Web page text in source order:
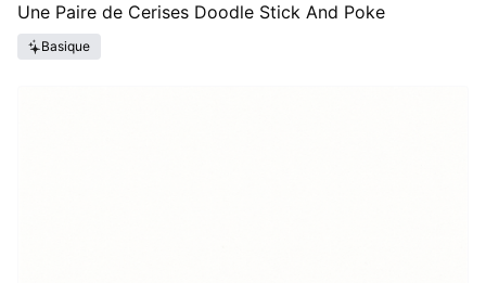
Une Paire de Cerises Doodle Stick And Poke
Basique